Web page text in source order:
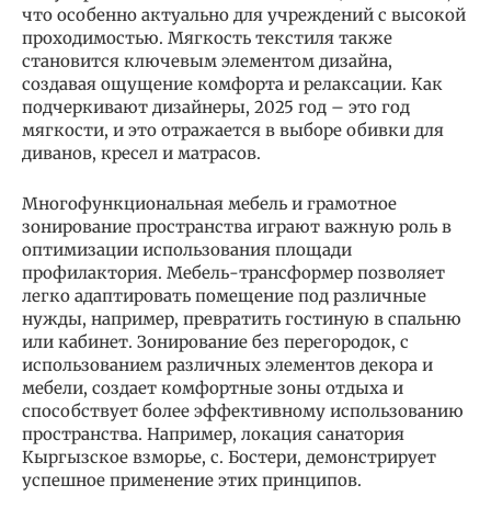
что особенно актуально для учреждений с высокой
проходимостью. Мягкость текстиля также
становится ключевым элементом дизайна,
создавая ощущение комфорта и релаксации. Как
подчеркивают дизайнеры, 2025 год – это год
мягкости, и это отражается в выборе обивки для
диванов, кресел и матрасов.
Многофункциональная мебель и грамотное
зонирование пространства играют важную роль в
оптимизации использования площади
профилактория. Мебель-трансформер позволяет
легко адаптировать помещение под различные
нужды, например, превратить гостиную в спальню
или кабинет. Зонирование без перегородок, с
использованием различных элементов декора и
мебели, создает комфортные зоны отдыха и
способствует более эффективному использованию
пространства. Например, локация санатория
Кыргызское взморье, с. Бостери, демонстрирует
успешное применение этих принципов.